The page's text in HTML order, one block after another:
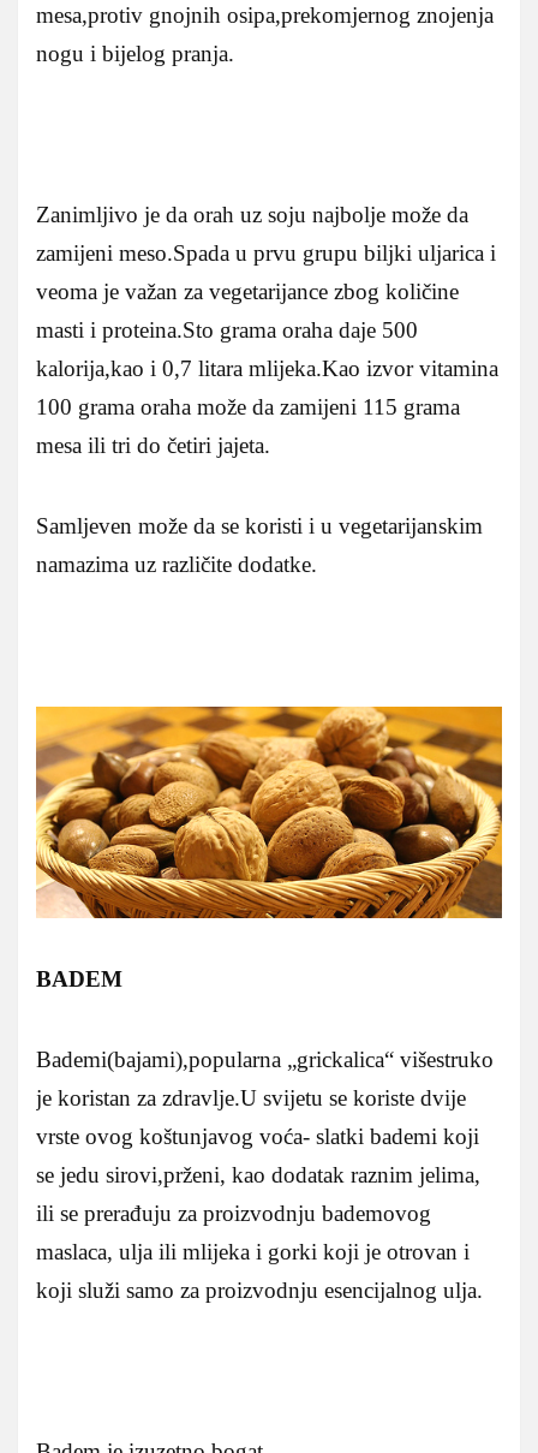
mesa,protiv gnojnih osipa,prekomjernog znojenja
nogu i bijelog pranja.
Zanimljivo je da orah uz soju najbolje može da
zamijeni meso.Spada u prvu grupu biljki uljarica i
veoma je važan za vegetarijance zbog količine
masti i proteina.Sto grama oraha daje 500
kalorija,kao i 0,7 litara mlijeka.Kao izvor vitamina
100 grama oraha može da zamijeni 115 grama
mesa ili tri do četiri jajeta.
Samljeven može da se koristi i u vegetarijanskim
namazima uz različite dodatke.
BADEM
Bademi(bajami),popularna „grickalica“ višestruko
je koristan za zdravlje.U svijetu se koriste dvije
vrste ovog koštunjavog voća- slatki bademi koji
se jedu sirovi,prženi, kao dodatak raznim jelima,
ili se prerađuju za proizvodnju bademovog
maslaca, ulja ili mlijeka i gorki koji je otrovan i
koji služi samo za proizvodnju esencijalnog ulja.